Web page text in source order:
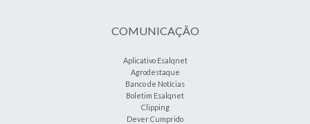
COMUNICAÇÃO
Aplicativo Esalqnet
Agrodestaque
Banco de Notícias
Boletim Esalqnet
Clipping
Dever Cumprido